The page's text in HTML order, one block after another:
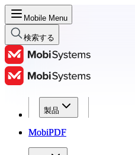
Mobile Menu
検索する
製品
MobiPDF
製品
MobiPDF